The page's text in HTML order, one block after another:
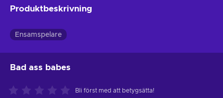
Produktbeskrivning
Ensamspelare
Bad ass babes
Bli först med att betygsätta!